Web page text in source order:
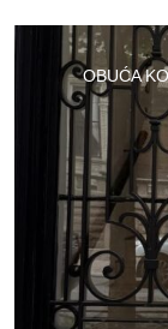
OBUĆA